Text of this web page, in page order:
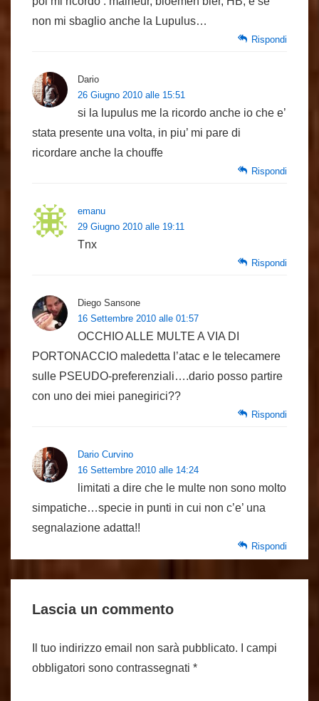
non mi sbaglio anche la Lupulus…
Rispondi
Dario
26 Giugno 2010 alle 15:51
si la lupulus me la ricordo anche io che e’
stata presente una volta, in piu’ mi pare di
ricordare anche la chouffe
Rispondi
emanu
29 Giugno 2010 alle 19:11
Tnx
Rispondi
Diego Sansone
16 Settembre 2010 alle 01:57
OCCHIO ALLE MULTE A VIA DI
PORTONACCIO maledetta l’atac e le telecamere
sulle PSEUDO-preferenziali….dario posso partire
con uno dei miei panegirici??
Rispondi
Dario Curvino
16 Settembre 2010 alle 14:24
limitati a dire che le multe non sono molto
simpatiche…specie in punti in cui non c’e’ una
segnalazione adatta!!
Rispondi
Lascia un commento
Il tuo indirizzo email non sarà pubblicato.
I campi
obbligatori sono contrassegnati *